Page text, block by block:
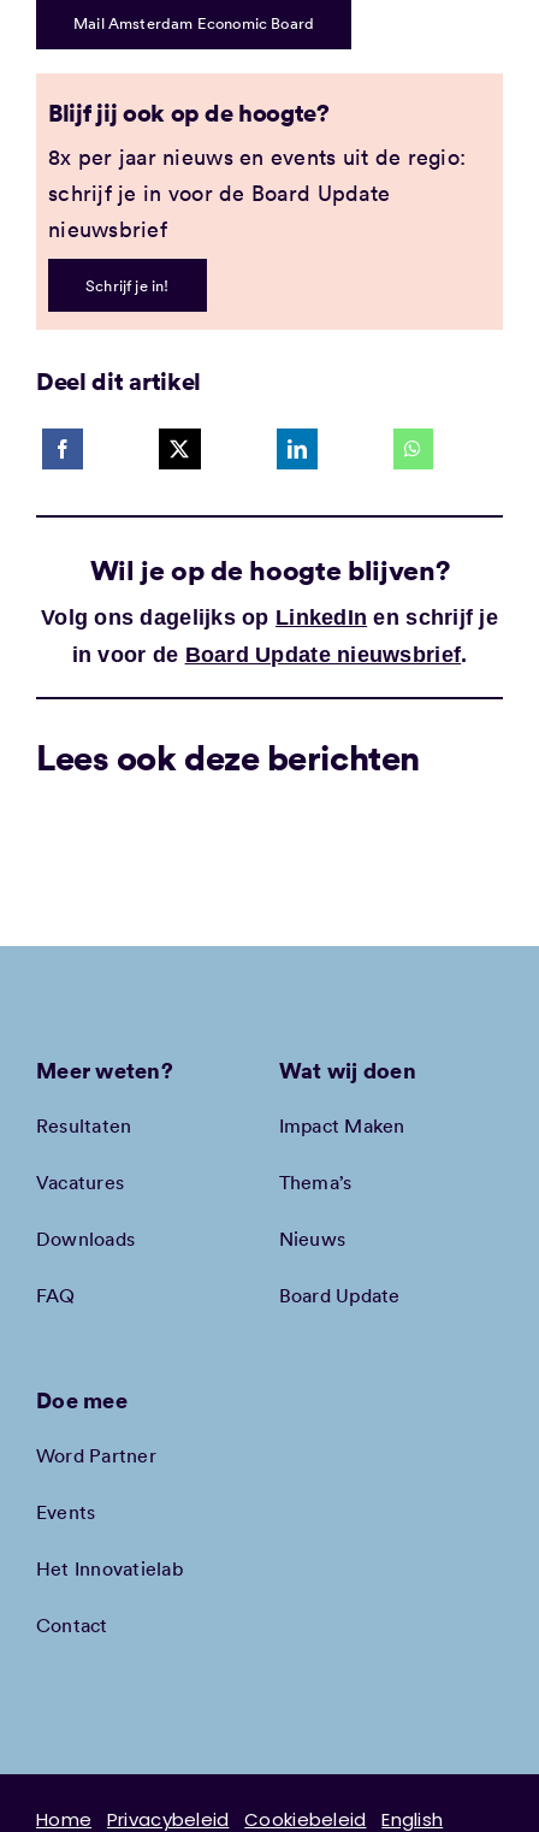
Mail Amsterdam Economic Board
Blijf jij ook op de hoogte?
8x per jaar nieuws en events uit de regio:
schrijf je in voor de Board Update
nieuwsbrief
Schrijf je in!
Deel dit artikel
Wil je op de hoogte blijven?
Volg ons dagelijks op LinkedIn en schrijf je
in voor de Board Update nieuwsbrief.
Lees ook deze berichten
Meer weten?
Resultaten
Vacatures
Downloads
FAQ
Wat wij doen
Impact Maken
Thema’s
Nieuws
Board Update
Doe mee
Word Partner
Events
Het Innovatielab
Contact
Home Privacybeleid Cookiebeleid English